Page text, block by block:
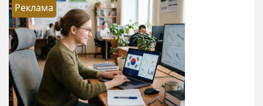
Реклама